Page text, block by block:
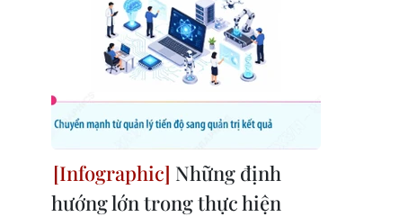
Những định
hướng lớn trong thực hiện